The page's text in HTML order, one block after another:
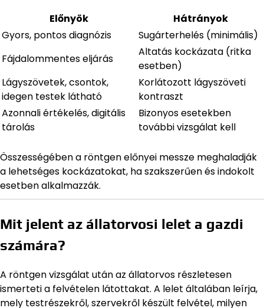
Előnyök
Hátrányok
Gyors, pontos diagnózis
Sugárterhelés (minimális)
Fájdalommentes eljárás
Altatás kockázata (ritka
esetben)
Lágyszövetek, csontok,
idegen testek látható
Korlátozott lágyszöveti
kontraszt
Azonnali értékelés, digitális
tárolás
Bizonyos esetekben
további vizsgálat kell
Összességében a röntgen előnyei messze meghaladják
a lehetséges kockázatokat, ha szakszerűen és indokolt
esetben alkalmazzák.
Mit jelent az állatorvosi lelet a gazdi
számára?
A röntgen vizsgálat után az állatorvos részletesen
ismerteti a felvételen látottakat. A lelet általában leírja,
mely testrészekről, szervekről készült felvétel, milyen